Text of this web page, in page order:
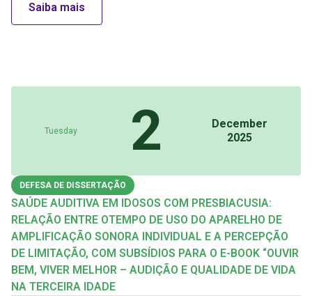
Saiba mais
Tuesday 2
December
2025
DEFESA DE DISSERTAÇÃO
SAÚDE AUDITIVA EM IDOSOS COM PRESBIACUSIA:
RELAÇÃO ENTRE OTEMPO DE USO DO APARELHO DE
AMPLIFICAÇÃO SONORA INDIVIDUAL E A PERCEPÇÃO
DE LIMITAÇÃO, COM SUBSÍDIOS PARA O E-BOOK “OUVIR
BEM, VIVER MELHOR – AUDIÇÃO E QUALIDADE DE VIDA
NA TERCEIRA IDADE